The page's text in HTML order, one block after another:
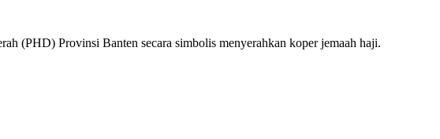
(PHD) Provinsi Banten secara simbolis menyerahkan koper jemaah haji.